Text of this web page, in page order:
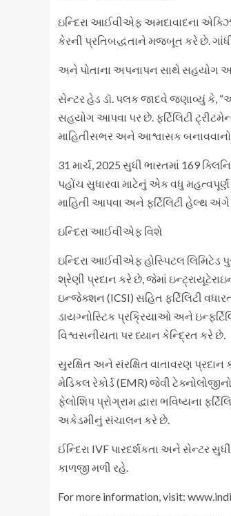
ઇન્દિરા આઈવીએફ અમદાવાદના
કેરની પ્રતિબદ્ધતાને મજબૂત કરે છે.
અને પોતાના અપનાપન સાથે સહયોગ
સેન્ટર હેડ ડૉ. પલક જાદવે જણાવ્યું કે,
સહયોગ આપવા પર છે. ફર્ટિલિટી
માહિતીસભર અને આશ્વાસક બનાવવાનો
31 માર્ચ, 2025 સુધી ભારતમાં 169
પહોંચ સુધારવા માટેનું એક વધુ
માહિતી આપવા અને ફર્ટિલિટી હેલ્થ અંગે
ઇન્દિરા આઈવીએફ વિશે
ઇન્દિરા આઈવીએફ હોસ્પિટલ લિમિટેડ
શ્રેણી પ્રદાન કરે છે, જેમાં
ઇન્જેક્શન (ICSI) સહિત ફર્ટિલિટી
ડાયગ્નોસ્ટિક પ્રક્રિયાઓ અને
વિશ્વસનીયતા પર ધ્યાન કેન્દ્રિત કરે છે.
સુરક્ષિત અને સંરક્ષિત વાતાવરણ
મેડિકલ રેકોર્ડ (EMR) જેવી
ફેલોશિપ પ્રોગ્રામ દ્વારા ભવિષ્યના
અકેડમીનું સંચાલન કરે છે.
ઈન્દિરા IVF પારદર્શકતા અને સેન્ટર
કાળજી મળી રહે.
For more information, visit: